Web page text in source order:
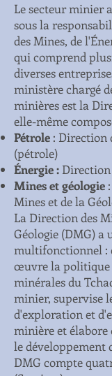
Le secteur minier
sous la
des Mines, de
qui comprend
diverses
ministère chargé
minières est la
elle-même
Pétrole : Direction
(pétrole)
Énergie : Direction
Mines et géologie
Mines et de la
La Direction des
Géologie (DMG) a
multifonctionnel :
œuvre la politique
minérales du
minier, supervise
d'exploration et
minière et élabore
le développement
DMG compte